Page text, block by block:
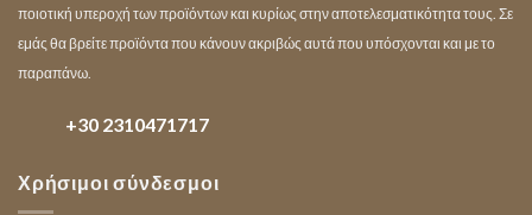
ποιοτική υπεροχή των προϊόντων και κυρίως στην αποτελεσματικότητα τους. Σε
εμάς θα βρείτε προϊόντα που κάνουν ακριβώς αυτά που υπόσχονται και με το
παραπάνω.
+30 2310471717
Χρήσιμοι σύνδεσμοι